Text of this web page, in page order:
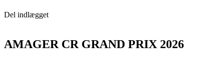
Del indlægget
AMAGER CR GRAND PRIX 2026